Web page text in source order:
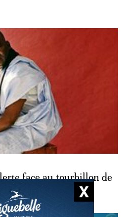
face au tourbillon de